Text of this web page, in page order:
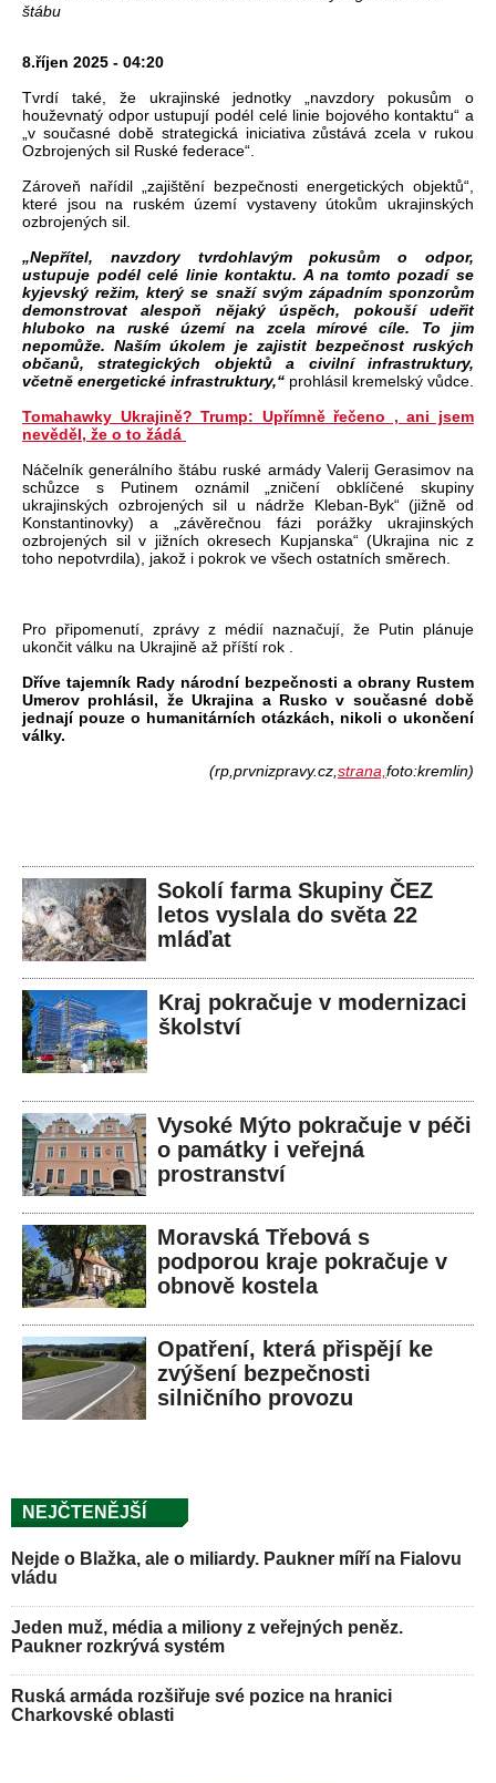
štábu
8.říjen 2025 - 04:20
Tvrdí také, že ukrajinské jednotky „navzdory pokusům o
houževnatý odpor ustupují podél celé linie bojového kontaktu“ a
„v současné době strategická iniciativa zůstává zcela v rukou
Ozbrojených sil Ruské federace“.
Zároveň nařídil „zajištění bezpečnosti energetických objektů“,
které jsou na ruském území vystaveny útokům ukrajinských
ozbrojených sil.
„Nepřítel, navzdory tvrdohlavým pokusům o odpor,
ustupuje podél celé linie kontaktu. A na tomto pozadí se
kyjevský režim, který se snaží svým západním sponzorům
demonstrovat alespoň nějaký úspěch, pokouší udeřit
hluboko na ruské území na zcela mírové cíle. To jim
nepomůže. Naším úkolem je zajistit bezpečnost ruských
občanů, strategických objektů a civilní infrastruktury,
včetně energetické infrastruktury,“ prohlásil kremelský vůdce.
Tomahawky Ukrajině? Trump: Upřímně řečeno , ani jsem
nevěděl, že o to žádá
Náčelník generálního štábu ruské armády Valerij Gerasimov na
schůzce s Putinem oznámil „zničení obklíčené skupiny
ukrajinských ozbrojených sil u nádrže Kleban-Byk“ (jižně od
Konstantinovky) a „závěrečnou fázi porážky ukrajinských
ozbrojených sil v jižních okresech Kupjanska“ (Ukrajina nic z
toho nepotvrdila), jakož i pokrok ve všech ostatních směrech.
Pro připomenutí, zprávy z médií naznačují, že Putin plánuje
ukončit válku na Ukrajině až příští rok .
Dříve tajemník Rady národní bezpečnosti a obrany Rustem
Umerov prohlásil, že Ukrajina a Rusko v současné době
jednají pouze o humanitárních otázkách, nikoli o ukončení
války.
(rp,prvnizpravy.cz,strana,foto:kremlin)
Sokolí farma Skupiny ČEZ
letos vyslala do světa 22
mláďat
Kraj pokračuje v modernizaci
školství
Vysoké Mýto pokračuje v péči
o památky i veřejná
prostranství
Moravská Třebová s
podporou kraje pokračuje v
obnově kostela
Opatření, která přispějí ke
zvýšení bezpečnosti
silničního provozu
NEJČTENĚJŠÍ
Nejde o Blažka, ale o miliardy. Paukner míří na Fialovu
vládu
Jeden muž, média a miliony z veřejných peněz.
Paukner rozkrývá systém
Ruská armáda rozšiřuje své pozice na hranici
Charkovské oblasti